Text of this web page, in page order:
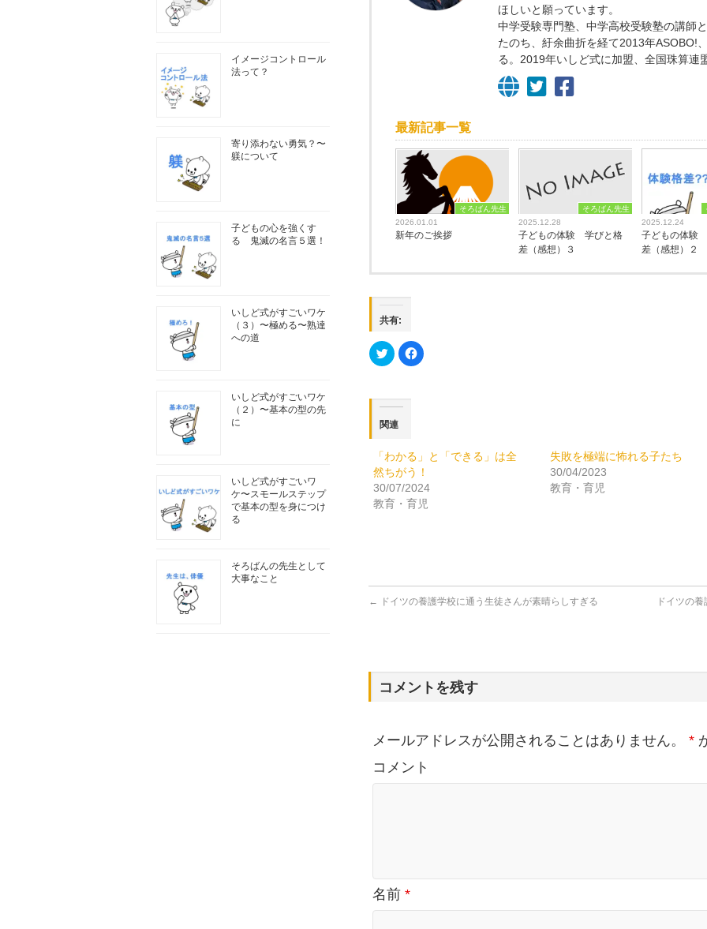
ほしいと願っています。
中学受験専門塾、中学高校受験塾の講師
たのち、紆余曲折を経て2013年ASOBO!
る。2019年いしど式に加盟、全国珠算連
最新記事一覧
そろばん先生
2026.01.01
新年のご挨拶
そろばん先生
2025.12.28
子どもの体験 学びと格
差（感想）３
2025.12.24
子どもの体験
差（感想）２
共有:
ク
リ
て
Twitter
で
共
し
い
ウ
ィ
ン
ド
ウ
Facebook
で
ク
し
て
く
だ
さ
い
ウ
で
開
関連
「わかる」と「できる」は全
然ちがう！
30/07/2024
教育・育児
失敗を極端に怖れる子たち
30/04/2023
教育・育児
← ドイツの養護学校に通う生徒さんが素晴らしすぎる ドイツの
コメントを残す
メールアドレスが公開されることはありません。 *
コメント
名前 *
イメージコントロール
法って？
寄り添わない勇気？〜
躾について
子どもの心を強くす
る 鬼滅の名言５選！
いしど式がすごいワケ
（３）〜極める〜熟達
への道
いしど式がすごいワケ
（２）〜基本の型の先
に
いしど式がすごいワ
ケ〜スモールステップ
で基本の型を身につけ
る
そろばんの先生として
大事なこと